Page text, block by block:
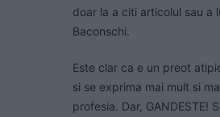
doar la a citi articolul sau a
Baconschi.
Este clar ca e un preot
si se exprima mai mult si
profesia. Dar, GANDESTE!